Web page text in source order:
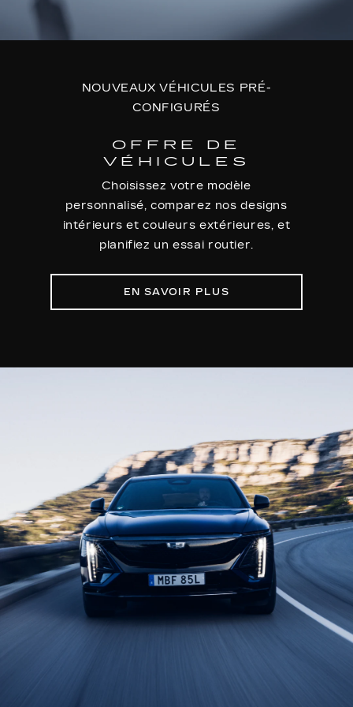
NOUVEAUX VÉHICULES PRÉ-
CONFIGURÉS
OFFRE DE
VÉHICULES
Choisissez votre modèle
personnalisé, comparez nos designs
intérieurs et couleurs extérieures, et
planifiez un essai routier.
EN SAVOIR PLUS